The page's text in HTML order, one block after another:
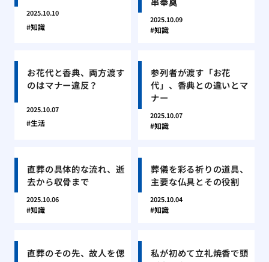
2025.10.10
知識
2025.10.09
知識
お花代と香典、両方渡す
のはマナー違反？
2025.10.07
生活
参列者が渡す「お花
代」、香典との違いとマ
ナー
2025.10.07
知識
直葬の具体的な流れ、逝
去から収骨まで
2025.10.06
知識
葬儀を彩る祈りの道具、
主要な仏具とその役割
2025.10.04
知識
直葬のその先、故人を偲
私が初めて立礼焼香で頭